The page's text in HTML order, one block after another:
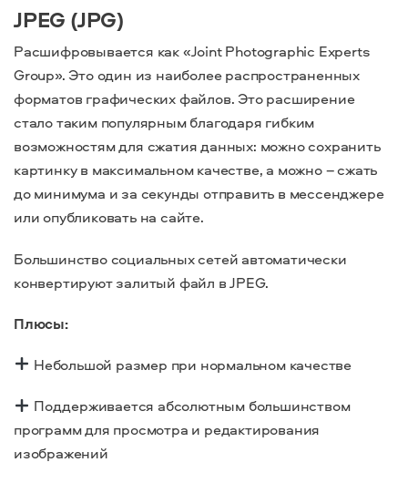
JPEG (JPG)
Расшифровывается как «Joint Photographic Experts
Group». Это один из наиболее распространенных
форматов графических файлов. Это расширение
стало таким популярным благодаря гибким
возможностям для сжатия данных: можно сохранить
картинку в максимальном качестве, а можно – сжать
до минимума и за секунды отправить в мессенджере
или опубликовать на сайте.
Большинство социальных сетей автоматически
конвертируют залитый файл в JPEG.
Плюсы:
Небольшой размер при нормальном качестве
Поддерживается абсолютным большинством
программ для просмотра и редактирования
изображений